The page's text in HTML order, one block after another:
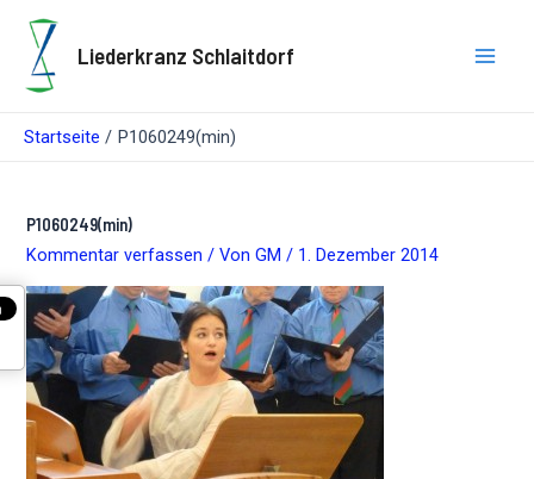
Inhalt
springen
Liederkranz Schlaitdorf
Startseite P1060249(min)
P1060249(min)
Kommentar verfassen / VonGM/ 1. Dezember 2014